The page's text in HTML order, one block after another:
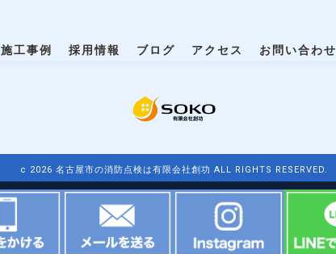
施工事例 採用情報 ブログ アクセス お問い合わせ
c 2026 名古屋市の消防点検は有限会社創功 ALL RIGHTS RESERVED.